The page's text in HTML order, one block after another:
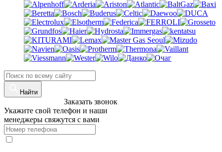
Найти
Заказать звонок
Укажите свой телефон и наши
менеджеры свяжутся с вами